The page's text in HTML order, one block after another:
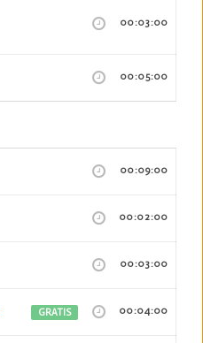
00:03:00
00:05:00
00:09:00
00:02:00
00:03:00
GRATIS 00:04:00